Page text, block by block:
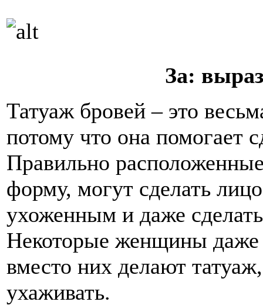
За:
Татуаж бровей – это
потому что она помогает
Правильно
форму, могут сделать
ухоженным и даже
Некоторые женщины даже
вместо них делают
ухаживать.